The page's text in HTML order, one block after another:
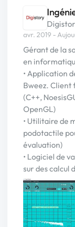
avr. 2019 -
Gérant de la
en
• Application
Bweez. Client
(C++,
OpenGL)
• Utilitaire de
podotactile
évaluation)
• Logiciel de
sur des calcul